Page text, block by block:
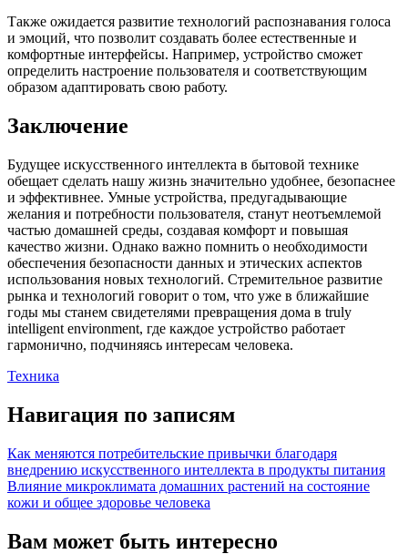
Также ожидается развитие технологий распознавания голоса
и эмоций, что позволит создавать более естественные и
комфортные интерфейсы. Например, устройство сможет
определить настроение пользователя и соответствующим
образом адаптировать свою работу.
Заключение
Будущее искусственного интеллекта в бытовой технике
обещает сделать нашу жизнь значительно удобнее, безопаснее
и эффективнее. Умные устройства, предугадывающие
желания и потребности пользователя, станут неотъемлемой
частью домашней среды, создавая комфорт и повышая
качество жизни. Однако важно помнить о необходимости
обеспечения безопасности данных и этических аспектов
использования новых технологий. Стремительное развитие
рынка и технологий говорит о том, что уже в ближайшие
годы мы станем свидетелями превращения дома в truly
intelligent environment, где каждое устройство работает
гармонично, подчиняясь интересам человека.
Техника
Навигация по записям
Как меняются потребительские привычки благодаря
внедрению искусственного интеллекта в продукты питания
Влияние микроклимата домашних растений на состояние
кожи и общее здоровье человека
Вам может быть интересно